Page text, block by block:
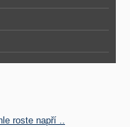
roste napří ..